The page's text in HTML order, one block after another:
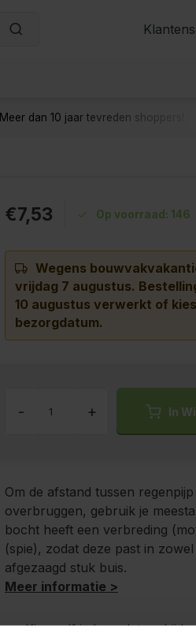
Meer dan 10 jaar tevreden shoppers!
€7,53 Op voorraad: 146
Wegens
vrijdag 7 augustus.
10 augustus verwerkt of
bezorgdatum.
- + In
Om de afstand tussen
overbruggen, gebruik je
bocht heeft een verbreding
(spie), zodat deze past in
afgezaagd stuk buis.
Meer informatie >
Kies zelf je leverdatum bij